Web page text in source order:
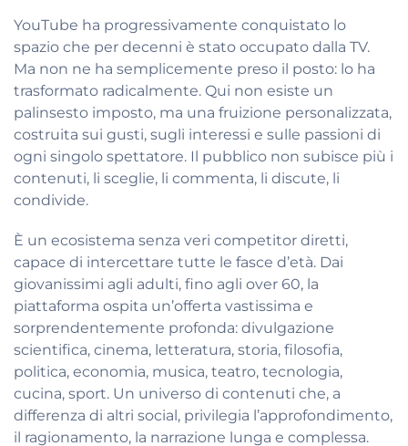
YouTube ha progressivamente conquistato lo
spazio che per decenni è stato occupato dalla TV.
Ma non ne ha semplicemente preso il posto: lo ha
trasformato radicalmente. Qui non esiste un
palinsesto imposto, ma una fruizione personalizzata,
costruita sui gusti, sugli interessi e sulle passioni di
ogni singolo spettatore. Il pubblico non subisce più i
contenuti, li sceglie, li commenta, li discute, li
condivide.
È un ecosistema senza veri competitor diretti,
capace di intercettare tutte le fasce d’età. Dai
giovanissimi agli adulti, fino agli over 60, la
piattaforma ospita un’offerta vastissima e
sorprendentemente profonda: divulgazione
scientifica, cinema, letteratura, storia, filosofia,
politica, economia, musica, teatro, tecnologia,
cucina, sport. Un universo di contenuti che, a
differenza di altri social, privilegia l’approfondimento,
il ragionamento, la narrazione lunga e complessa.